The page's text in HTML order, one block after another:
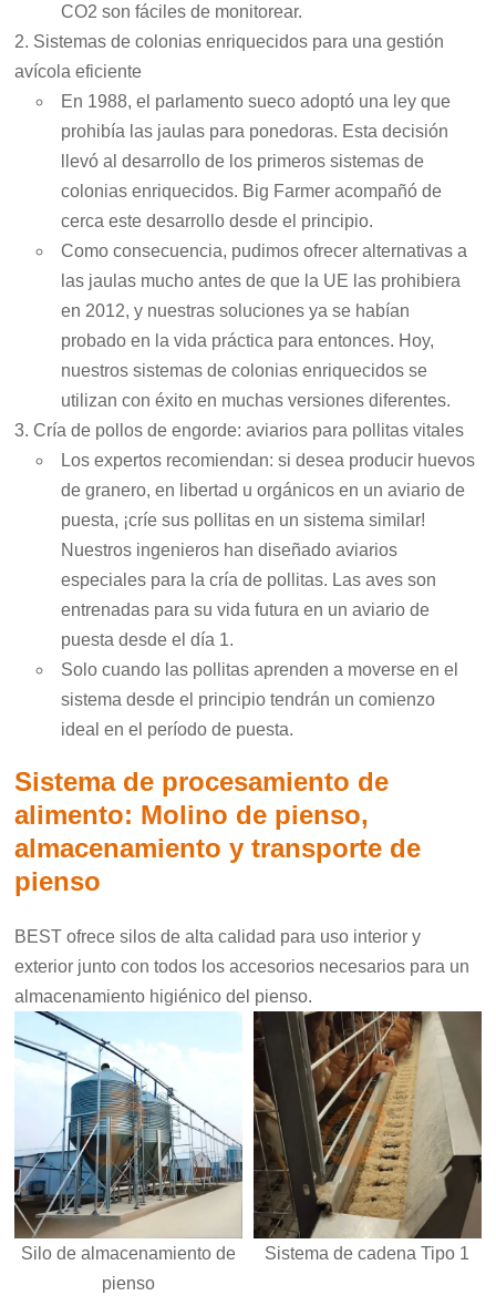
CO2 son fáciles de monitorear.
2. Sistemas de colonias enriquecidos para una gestión
avícola eficiente
En 1988, el parlamento sueco adoptó una ley que
prohibía las jaulas para ponedoras. Esta decisión
llevó al desarrollo de los primeros sistemas de
colonias enriquecidos. Big Farmer acompañó de
cerca este desarrollo desde el principio.
Como consecuencia, pudimos ofrecer alternativas a
las jaulas mucho antes de que la UE las prohibiera
en 2012, y nuestras soluciones ya se habían
probado en la vida práctica para entonces. Hoy,
nuestros sistemas de colonias enriquecidos se
utilizan con éxito en muchas versiones diferentes.
3. Cría de pollos de engorde: aviarios para pollitas vitales
Los expertos recomiendan: si desea producir huevos
de granero, en libertad u orgánicos en un aviario de
puesta, ¡críe sus pollitas en un sistema similar!
Nuestros ingenieros han diseñado aviarios
especiales para la cría de pollitas. Las aves son
entrenadas para su vida futura en un aviario de
puesta desde el día 1.
Solo cuando las pollitas aprenden a moverse en el
sistema desde el principio tendrán un comienzo
ideal en el período de puesta.
Sistema de procesamiento de
alimento: Molino de pienso,
almacenamiento y transporte de
pienso
BEST ofrece silos de alta calidad para uso interior y
exterior junto con todos los accesorios necesarios para un
almacenamiento higiénico del pienso.
Silo de almacenamiento de
pienso
Sistema de cadena Tipo 1